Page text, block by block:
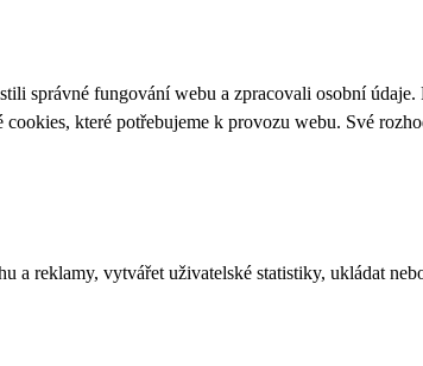
správné fungování webu a zpracovali osobní
které potřebujeme k provozu webu. Své
a reklamy, vytvářet uživatelské statistiky, ukládat